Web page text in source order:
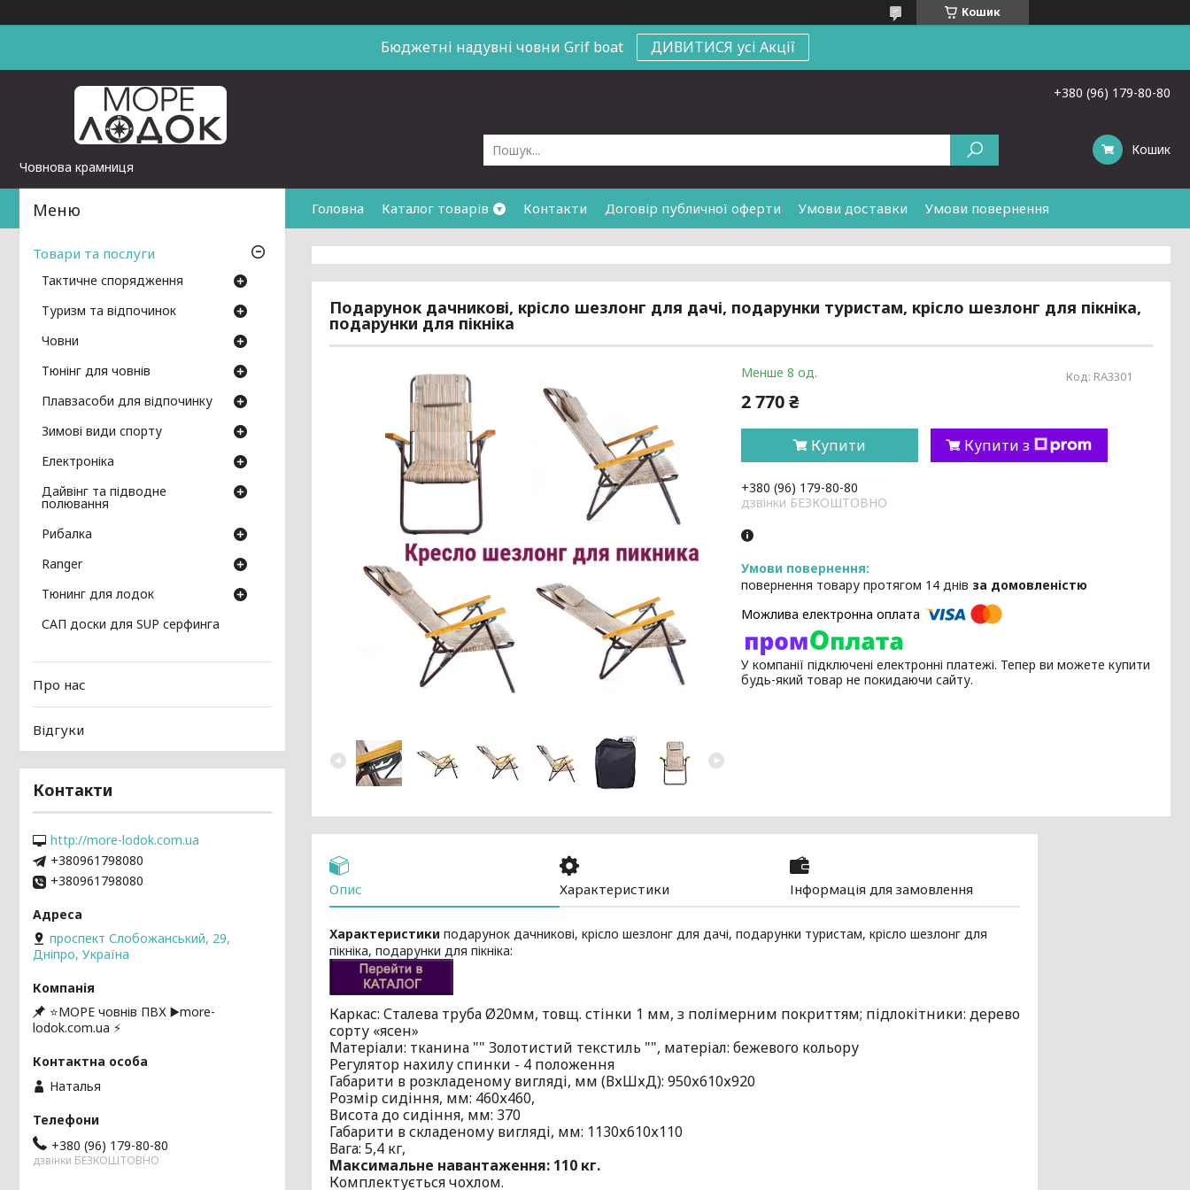
Кошик
Бюджетні надувні човни Grif boat ДИВИТИСЯ усі Акції
Човнова крамниця
+380 (96) 179-80-80
Кошик
Головна Каталог товарів Контакти Договір публичної оферти Умови доставки Умови повернення
Подарунок дачникові, крісло шезлонг для дачі, подарунки туристам, крісло шезлонг для пікніка,
подарунки для пікніка
Менше 8 од. Код: RA3301
2 770 ₴
Купити Купити з
+380 (96) 179-80-80
дзвінки БЕЗКОШТОВНО
повернення товару протягом 14 днів за домовленістю
У компанії підключені електронні платежі. Тепер ви можете купити
будь-який товар не покидаючи сайту.
Опис Характеристики Інформація для замовлення
Характеристики подарунок дачникові, крісло шезлонг для дачі, подарунки туристам, крісло шезлонг для
пікніка, подарунки для пікніка:
Каркас: Сталева труба Ø20мм, товщ. стінки 1 мм, з полімерним покриттям; підлокітники: дерево
сорту «ясен»
Матеріали: тканина "" Золотистий текстиль "", матеріал: бежевого кольору
Регулятор нахилу спинки - 4 положення
Габарити в розкладеному вигляді, мм (ВхШхД): 950х610х920
Розмір сидіння, мм: 460х460,
Висота до сидіння, мм: 370
Габарити в складеному вигляді, мм: 1130х610х110
Вага: 5,4 кг,
Максимальне навантаження: 110 кг.
Комплектується чохлом.
Товари та послуги
Тактичне спорядження
Туризм та відпочинок
Човни
Тюнінг для човнів
Плавзасоби для відпочинку
Зимові види спорту
Електроніка
Дайвінг та підводне
полювання
Рибалка
Ranger
Тюнинг для лодок
САП доски для SUP серфинга
Про нас
Відгуки
Контакти
http://more-lodok.com.ua
+380961798080
+380961798080
проспект Слобожанський, 29,
Дніпро, Україна
⭐️МОРЕ човнів ПВХ ▶️more-
lodok.com.ua ⚡
Наталья
+380 (96) 179-80-80
дзвінки БЕЗКОШТОВНО